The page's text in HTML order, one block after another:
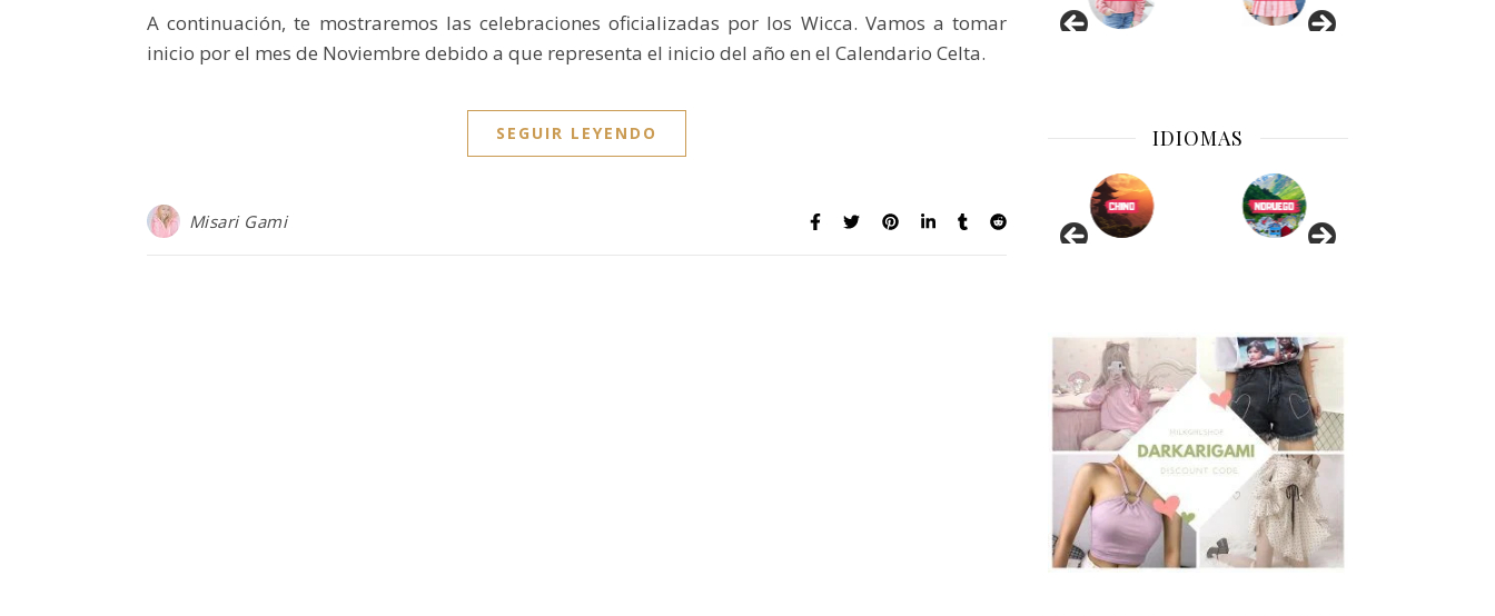
A continuación, te mostraremos las celebraciones oficializadas por los Wicca. Vamos a tomar
inicio por el mes de Noviembre debido a que representa el inicio del año en el Calendario Celta.
SEGUIR LEYENDO
Misari Gami
IDIOMAS